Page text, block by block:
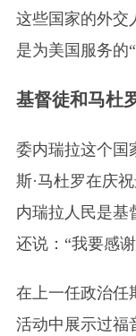
这些国家的外交
是为美国服务的
基督徒和马杜
委内瑞拉这个国
斯·马杜罗在庆
内瑞拉人民是基
还说：“我要感
在上一任政治任
活动中展示过福